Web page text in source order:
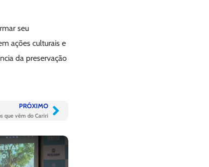
seu
ações culturais e
da preservação
PRÓXIMO
que vêm do Cariri